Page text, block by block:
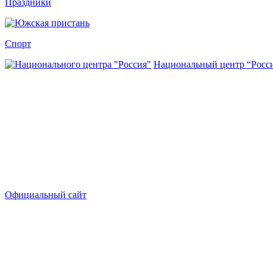
Спорт
Национальный центр
Официальный сайт